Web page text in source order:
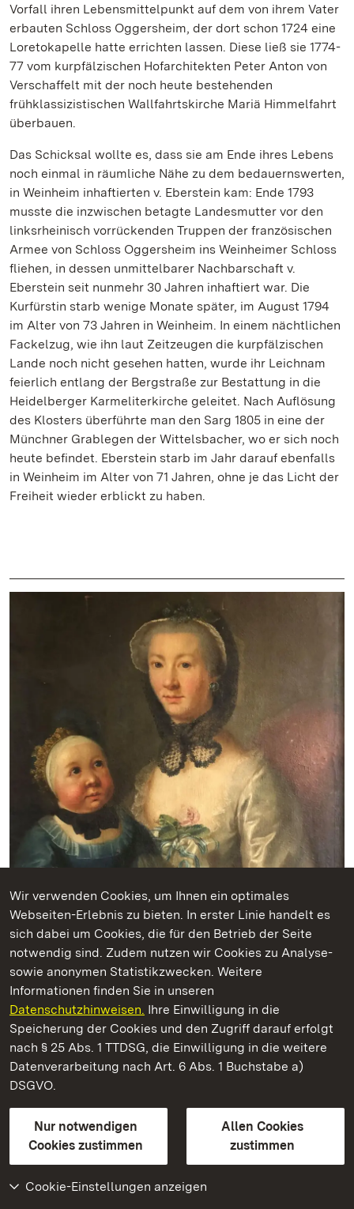
Wir verwenden Cookies, um Ihnen ein optimales
Webseiten-Erlebnis zu bieten. In erster Linie handelt es
sich dabei um Cookies, die für den Betrieb der Seite
notwendig sind. Zudem nutzen wir Cookies zu Analyse-
sowie anonymen Statistikzwecken. Weitere
Informationen finden Sie in unseren
Datenschutzhinweisen. Ihre Einwilligung in die
Speicherung der Cookies und den Zugriff darauf erfolgt
nach § 25 Abs. 1 TTDSG, die Einwilligung in die weitere
Datenverarbeitung nach Art. 6 Abs. 1 Buchstabe a)
DSGVO.
Nur notwendigen
Cookies zustimmen
Allen Cookies
zustimmen
Cookie-Einstellungen anzeigen
Vorfall ihren Lebensmittelpunkt auf dem von ihrem Vater
erbauten Schloss Oggersheim, der dort schon 1724 eine
Loretokapelle hatte errichten lassen. Diese ließ sie 1774-
77 vom kurpfälzischen Hofarchitekten Peter Anton von
Verschaffelt mit der noch heute bestehenden
frühklassizistischen Wallfahrtskirche Mariä Himmelfahrt
überbauen.
Das Schicksal wollte es, dass sie am Ende ihres Lebens
noch einmal in räumliche Nähe zu dem bedauernswerten,
in Weinheim inhaftierten v. Eberstein kam: Ende 1793
musste die inzwischen betagte Landesmutter vor den
linksrheinisch vorrückenden Truppen der französischen
Armee von Schloss Oggersheim ins Weinheimer Schloss
fliehen, in dessen unmittelbarer Nachbarschaft v.
Eberstein seit nunmehr 30 Jahren inhaftiert war. Die
Kurfürstin starb wenige Monate später, im August 1794
im Alter von 73 Jahren in Weinheim. In einem nächtlichen
Fackelzug, wie ihn laut Zeitzeugen die kurpfälzischen
Lande noch nicht gesehen hatten, wurde ihr Leichnam
feierlich entlang der Bergstraße zur Bestattung in die
Heidelberger Karmeliterkirche geleitet. Nach Auflösung
des Klosters überführte man den Sarg 1805 in eine der
Münchner Grablegen der Wittelsbacher, wo er sich noch
heute befindet. Eberstein starb im Jahr darauf ebenfalls
in Weinheim im Alter von 71 Jahren, ohne je das Licht der
Freiheit wieder erblickt zu haben.
Wohl Françoise Després-Verneuil († 1765), spätere Gräfin
von Parkstein, mit Sohn oder Tochter
Johann Wilhelm Hoffnas (1727 – 1795), attr.
94 x 75 cm (110 x 90 cm inkl. Rahmen)
wohl 1764/65
Carl Theodor unterhielt im Laufe seines Lebens diverse
Liebschaften mit jungen Frauen, die zumeist am
Hoftheater als Tänzerinnen oder Schauspielerinnen
beschäftigt waren. Die Zahl seiner unehelichen Kinder
wird gerne legendenhaft in die Dutzende gehend
Sprösslingen aus seinen Liaisons, von denen sechs das